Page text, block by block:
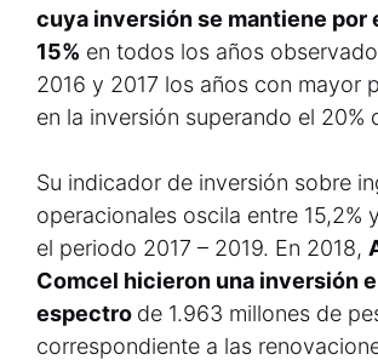
cuya inversión se mantiene por
15% en todos los años
2016 y 2017 los años con mayor
en la inversión superando el 20%
Su indicador de inversión sobre
operacionales oscila entre 15,2%
el periodo 2017 – 2019. En 2018,
Comcel hicieron una inversión
espectro de 1.963 millones de
correspondiente a las